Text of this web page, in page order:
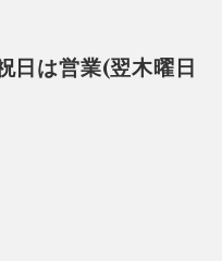
日は営業(翌木曜日